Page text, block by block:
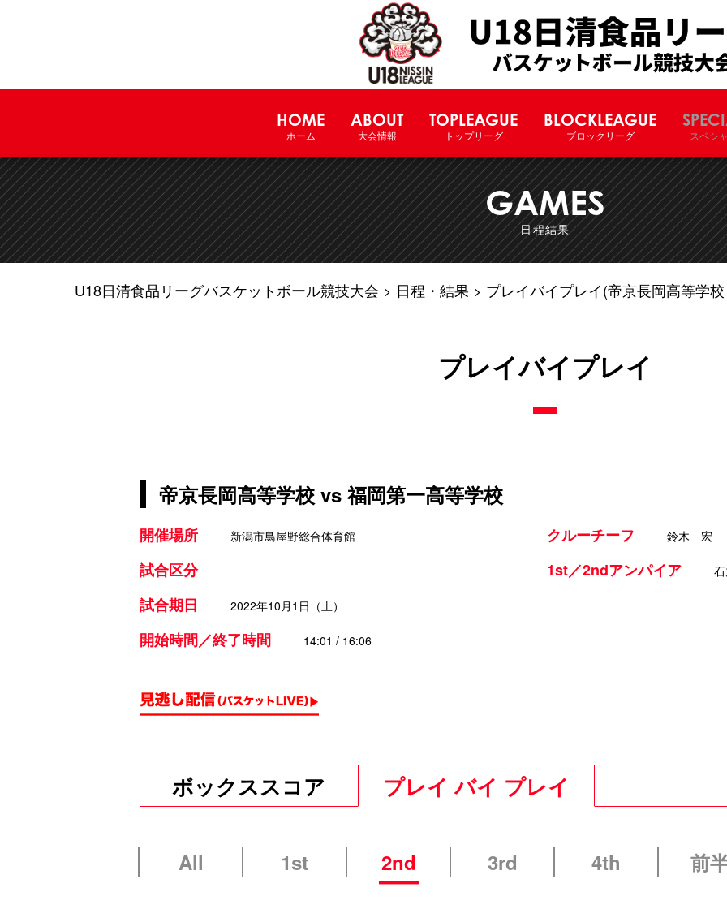
HOME
ホーム
ABOUT
大会情報
TOPLEAGUE
トップリーグ
BLOCKLEAGUE
ブロックリーグ スペシ
GAMES
日程結果
U18日清食品リーグバスケットボール競技大会 日程・結果 プレイバイプレイ(帝京長岡高等学
プレイバイプレイ
帝京長岡高等学校 vs 福岡第一高等学校
開催場所 新潟市鳥屋野総合体育館
試合区分
試合期日
2022年10月1日（土）
開始時間／終了時間 14:01 / 16:06
クルーチーフ 鈴木 宏
1st／2ndアンパイア
ボックススコア プレイ バイ プレイ
All 1st 2nd 3rd 4th 前